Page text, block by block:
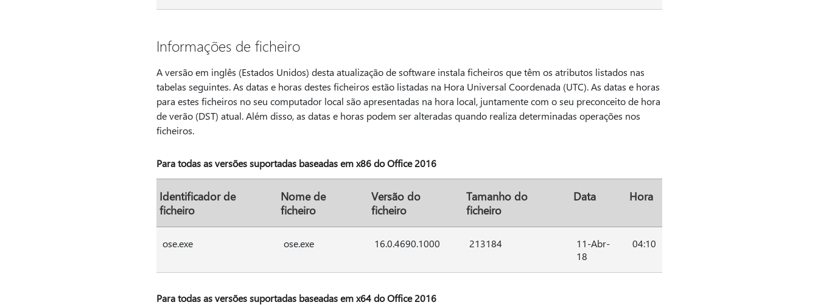
Informações de ficheiro
A versão em inglês (Estados Unidos) desta atualização de software instala ficheiros que têm os atributos listados nas
tabelas seguintes. As datas e horas destes ficheiros estão listadas na Hora Universal Coordenada (UTC). As datas e horas
para estes ficheiros no seu computador local são apresentadas na hora local, juntamente com o seu preconceito de hora
de verão (DST) atual. Além disso, as datas e horas podem ser alteradas quando realiza determinadas operações nos
ficheiros.
Para todas as versões suportadas baseadas em x86 do Office 2016
Identificador de
ficheiro
Nome de
ficheiro
Versão do
ficheiro
Tamanho do
ficheiro
Data Hora
ose.exe ose.exe 16.0.4690.1000 213184
11-Abr-
18
04:10
Para todas as versões suportadas baseadas em x64 do Office 2016